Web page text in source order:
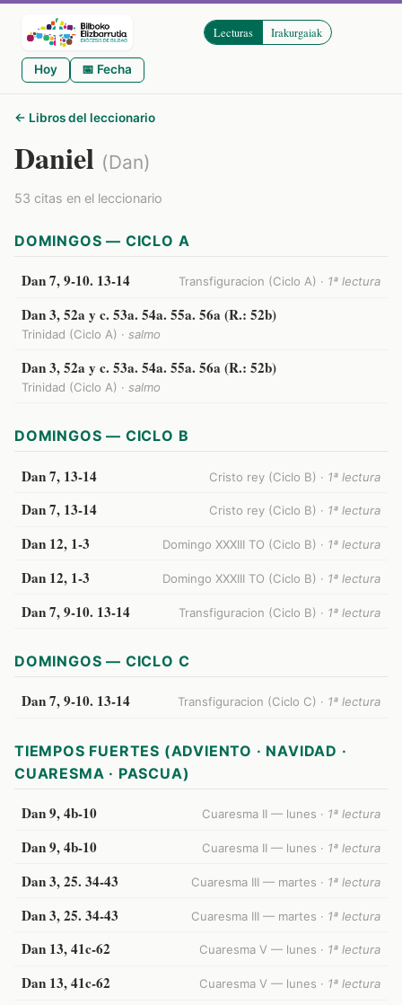
Lecturas Irakurgaiak
Hoy 📅 Fecha
← Libros del leccionario
Daniel (Dan)
53 citas en el leccionario
DOMINGOS — CICLO A
Dan 7, 9-10. 13-14 Transfiguracion (Ciclo A) · 1ª lectura
Dan 3, 52a y c. 53a. 54a. 55a. 56a (R.: 52b)
Trinidad (Ciclo A) · salmo
Dan 3, 52a y c. 53a. 54a. 55a. 56a (R.: 52b)
Trinidad (Ciclo A) · salmo
DOMINGOS — CICLO B
Dan 7, 13-14 Cristo rey (Ciclo B) · 1ª lectura
Dan 7, 13-14 Cristo rey (Ciclo B) · 1ª lectura
Dan 12, 1-3 Domingo XXXIII TO (Ciclo B) · 1ª lectura
Dan 12, 1-3 Domingo XXXIII TO (Ciclo B) · 1ª lectura
Dan 7, 9-10. 13-14 Transfiguracion (Ciclo B) · 1ª lectura
DOMINGOS — CICLO C
Dan 7, 9-10. 13-14 Transfiguracion (Ciclo C) · 1ª lectura
TIEMPOS FUERTES (ADVIENTO · NAVIDAD ·
CUARESMA · PASCUA)
Dan 9, 4b-10 Cuaresma II — lunes · 1ª lectura
Dan 9, 4b-10 Cuaresma II — lunes · 1ª lectura
Dan 3, 25. 34-43 Cuaresma III — martes · 1ª lectura
Dan 3, 25. 34-43 Cuaresma III — martes · 1ª lectura
Dan 13, 41c-62 Cuaresma V — lunes · 1ª lectura
Dan 13, 41c-62 Cuaresma V — lunes · 1ª lectura